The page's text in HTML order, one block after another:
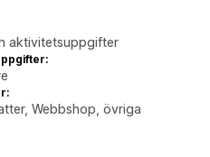
aktivitetsuppgifter
Webbshop, övriga